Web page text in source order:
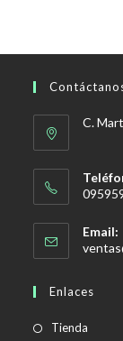
C.
Email:
Enlaces
Tienda